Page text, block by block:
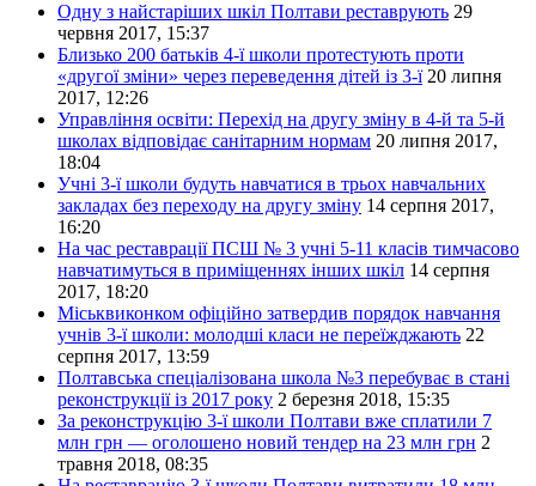
Одну з найстаріших шкіл Полтави реставрують 29
червня 2017, 15:37
Близько 200 батьків 4-ї школи протестують проти
«другої зміни» через переведення дітей із 3-ї 20 липня
2017, 12:26
Управління освіти: Перехід на другу зміну в 4-й та 5-й
школах відповідає санітарним нормам 20 липня 2017,
18:04
Учні 3-ї школи будуть навчатися в трьох навчальних
закладах без переходу на другу зміну 14 серпня 2017,
16:20
На час реставрації ПСШ № 3 учні 5-11 класів тимчасово
навчатимуться в приміщеннях інших шкіл 14 серпня
2017, 18:20
Міськвиконком офіційно затвердив порядок навчання
учнів 3-ї школи: молодші класи не переїжджають 22
серпня 2017, 13:59
Полтавська спеціалізована школа №3 перебуває в стані
реконструкції із 2017 року 2 березня 2018, 15:35
За реконструкцію 3-ї школи Полтави вже сплатили 7
млн грн — оголошено новий тендер на 23 млн грн 2
травня 2018, 08:35